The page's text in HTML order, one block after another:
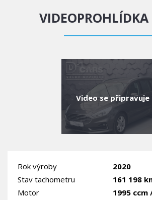
Video se připravuje
Rok výroby
2020
Stav tachometru
161 198
Motor
1995 ccm